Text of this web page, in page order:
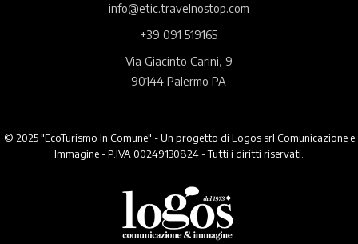
info@etic.travelnostop.com
+39 091 519165
Via Giacinto Carini, 9
90144 Palermo PA
© 2025 "EcoTurismo In Comune" - Un progetto di Logos srl Comunicazione e
Immagine - P.IVA 00249130824 - Tutti i diritti riservati.